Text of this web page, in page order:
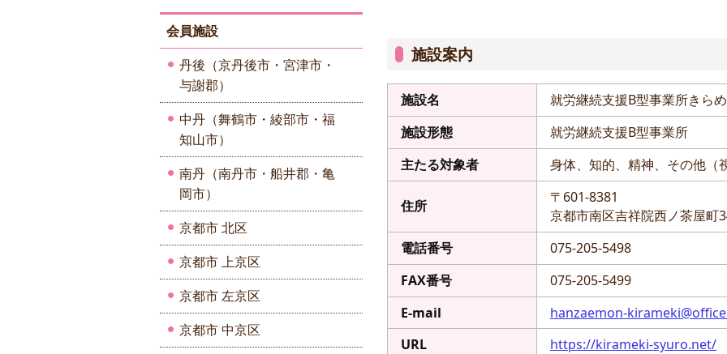
施設案内
施設名
就労継続支援B型事業所きら
施設形態
就労継続支援B型事業所
主たる対象者
身体、知的、精神、その他（
住所
〒601-8381
京都市南区吉祥院西ノ茶屋町
電話番号
075-205-5498
FAX番号
075-205-5499
E-mail
hanzaemon-
URL
https://kirameki-syuro.net/
会員施設
丹後（京丹後市・宮津市・
与謝郡）
中丹（舞鶴市・綾部市・福
知山市）
南丹（南丹市・船井郡・亀
岡市）
京都市 北区
京都市 上京区
京都市 左京区
京都市 中京区